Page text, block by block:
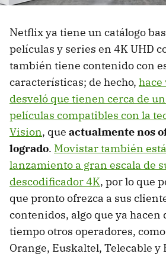
Netflix ya tiene un catálogo
películas y series en 4K UHD
también tiene contenido con
características; de hecho, hace
desveló que tienen cerca de
películas compatibles con la
Vision, que actualmente nos
logrado. Movistar también
lanzamiento a gran escala de
descodificador 4K, por lo que
que pronto ofrezca a sus
contenidos, algo que ya hacen
tiempo otros operadores,
Orange, Euskaltel, Telecable y